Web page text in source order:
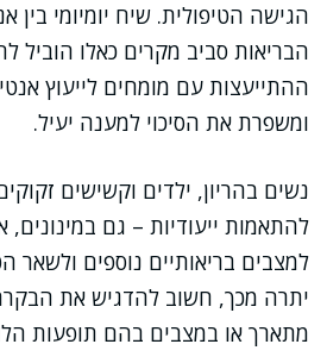
הגישה הטיפולית. שיח יומיומי בין
הבריאות סביב מקרים כאלו הוביל
ההתייעצות עם מומחים לייעוץ
ומשפרת את הסיכוי למענה יעיל.
נשים בהריון, ילדים וקשישים
להתאמות ייעודיות – גם
למצבים בריאותיים נוספים ולשאר
יתרה מכך, חשוב להדגיש את
מתארך או במצבים בהם תופעות